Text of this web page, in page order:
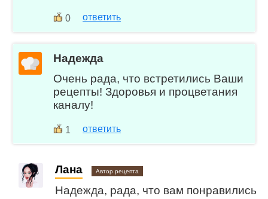
0 ответить
Надежда
Очень рада, что встретились Ваши
рецепты! Здоровья и процветания
каналу!
1 ответить
Лана Автор рецепта
Надежда, рада, что вам понравились